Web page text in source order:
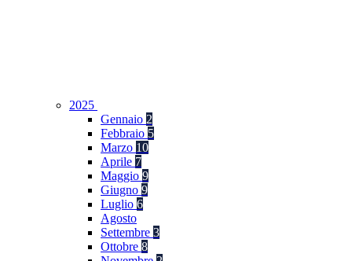
2025
Gennaio 2
Febbraio 5
Marzo 10
Aprile 7
Maggio 9
Giugno 9
Luglio 6
Agosto
Settembre 3
Ottobre 8